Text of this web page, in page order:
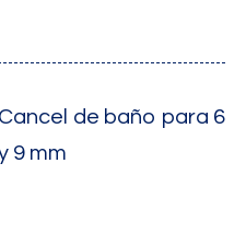
Cancel de baño para 6
9 mm